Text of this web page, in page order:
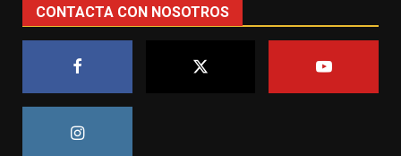
CONTACTA CON NOSOTROS